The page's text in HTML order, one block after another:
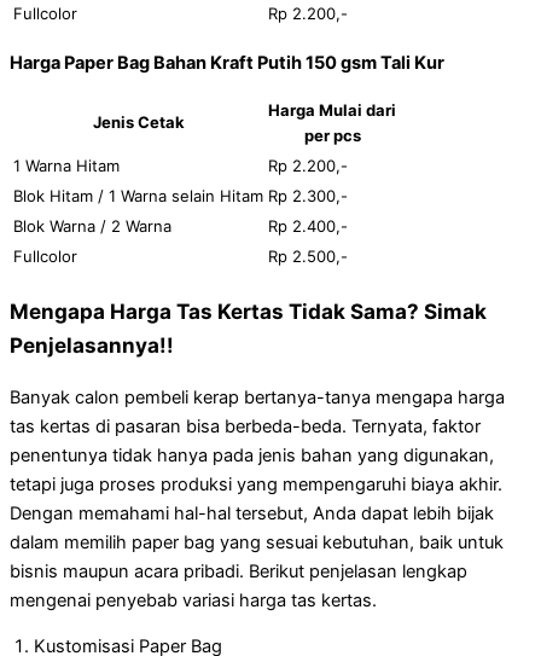
Fullcolor
Rp 2.200,-
Harga Paper Bag Bahan Kraft Putih 150 gsm Tali Kur
Jenis Cetak
Harga Mulai dari
per pcs
1 Warna Hitam
Rp 2.200,-
Blok Hitam / 1 Warna selain Hitam Rp 2.300,-
Blok Warna / 2 Warna
Rp 2.400,-
Fullcolor
Rp 2.500,-
Mengapa Harga Tas Kertas Tidak Sama? Simak
Penjelasannya!!
Banyak calon pembeli kerap bertanya-tanya mengapa harga
tas kertas di pasaran bisa berbeda-beda. Ternyata, faktor
penentunya tidak hanya pada jenis bahan yang digunakan,
tetapi juga proses produksi yang mempengaruhi biaya akhir.
Dengan memahami hal-hal tersebut, Anda dapat lebih bijak
dalam memilih paper bag yang sesuai kebutuhan, baik untuk
bisnis maupun acara pribadi. Berikut penjelasan lengkap
mengenai penyebab variasi harga tas kertas.
Kustomisasi Paper Bag